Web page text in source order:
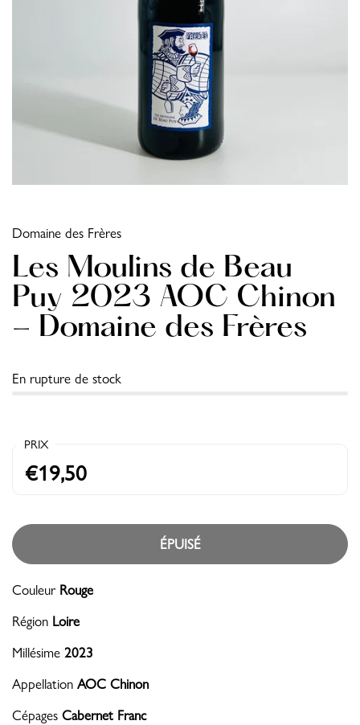
Domaine des Frères
Les Moulins de Beau
Puy 2023 AOC Chinon
- Domaine des Frères
En rupture de stock
PRIX
€19,50
ÉPUISÉ
Couleur Rouge
Région Loire
Millésime 2023
Appellation AOC Chinon
Cépages Cabernet Franc